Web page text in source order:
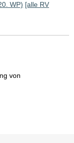
WP) [alle RV
von